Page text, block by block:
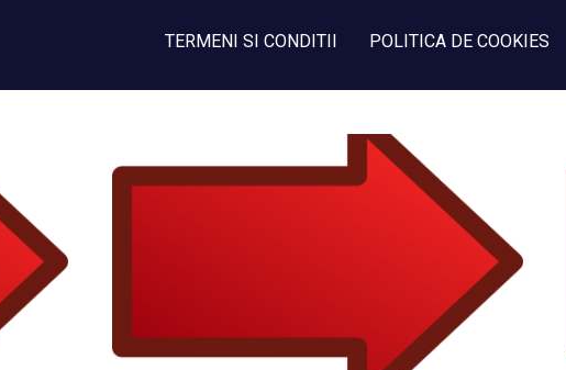
TERMENI SI CONDITII POLITICA DE COOKIES